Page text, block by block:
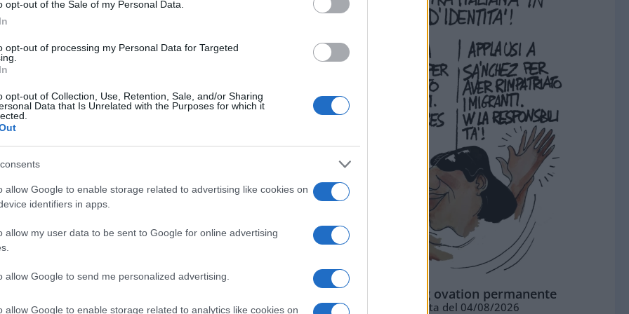
opt-out of the Sale of my Personal Data.
opt-out of processing my Personal Data for Targeted
opt-out of Collection, Use, Retention, Sale, and/or Sharing
Data that Is Unrelated with the Purposes for which it
allow Google to enable storage related to advertising like cookies on
identifiers in apps.
allow my user data to be sent to Google for online advertising
allow Google to send me personalized advertising.
allow Google to enable storage related to analytics like cookies on
l’inflazione?
dei tassi di inflazione
momento accelerando su percorsi per
tradizionale o con strumenti
vicini ad una conclusione? La standing ovation permanente
Vignetta del 04/08/2026